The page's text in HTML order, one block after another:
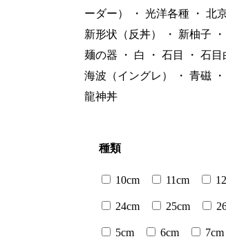
ーダー）
・ 光洋各種 ・ 北
新形状（反丼）
・ 新柚子 ・
麺の器
・ 白 ・ 石目 ・ 石目
海波（イングレ）
・ 青磁 ・
龍神丼
種類
10cm 11cm
24cm 25cm
5cm 6cm 7cm